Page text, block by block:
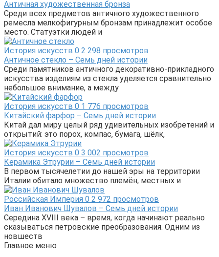
Античная художественная бронза
Среди всех предметов античного художественного
ремесла мелкофигурным бронзам принадлежит особое
место. Статуэтки людей и
История искусств 0 2 298 просмотров
Античное стекло – Семь дней истории
Среди памятников античного декоративно-прикладного
искусства изделиям из стекла уделяется сравнительно
небольшое внимание, а между
История искусств 0 1 776 просмотров
Китайский фарфор – Семь дней истории
Китай дал миру целый ряд удивительных изобретений и
открытий: это порох, компас, бумага, шёлк,
История искусств 0 3 002 просмотров
Керамика Этрурии – Семь дней истории
В первом тысячелетии до нашей эры на территории
Италии обитало множество племён, местных и
Российская Империя 0 2 972 просмотров
Иван Иванович Шувалов – Семь дней истории
Середина XVIII века – время, когда начинают реально
сказываться петровские преобразования. Одним из
новшеств
Главное меню